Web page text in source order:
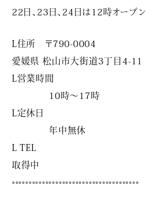
22日、23日、24日は12時オープン
L住所 〒790-0004
愛媛県 松山市大街道3丁目4-11
L営業時間
10時〜17時
L定休日
年中無休
L TEL
取得中
◦◦◦◦◦◦◦◦◦◦◦◦◦◦◦◦◦◦◦◦◦◦◦◦◦◦◦◦◦◦◦◦◦◦◦◦◦◦